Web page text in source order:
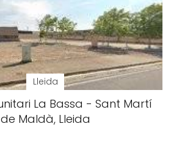
Lleida
La Bassa - Sant Martí
de Maldà, Lleida